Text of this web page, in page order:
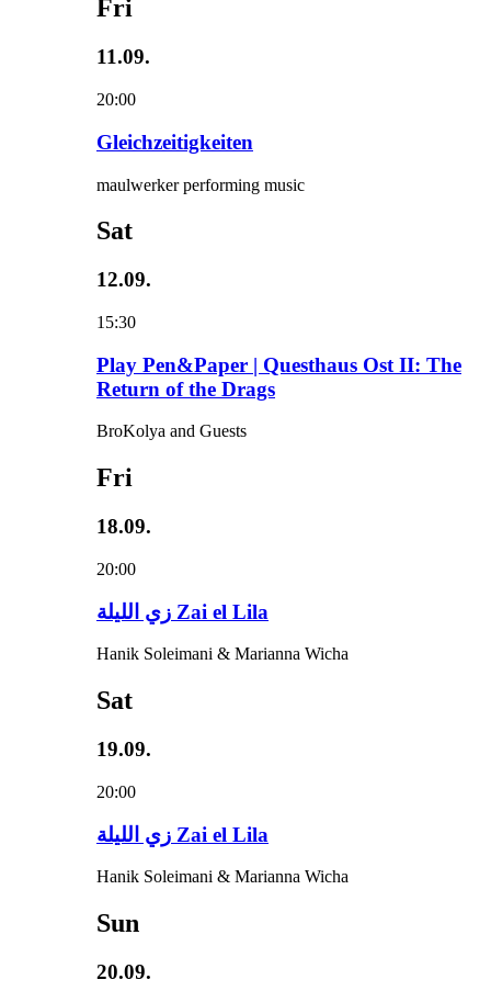
Fri
11.09.
20:00
Gleichzeitigkeiten
maulwerker performing music
Sat
12.09.
15:30
Play Pen&Paper | Questhaus Ost II: The
Return of the Drags
BroKolya and Guests
Fri
18.09.
20:00
زي‌ اللیلة Zai el Lila
Hanik Soleimani & Marianna Wicha
Sat
19.09.
20:00
زي‌ اللیلة Zai el Lila
Hanik Soleimani & Marianna Wicha
Sun
20.09.